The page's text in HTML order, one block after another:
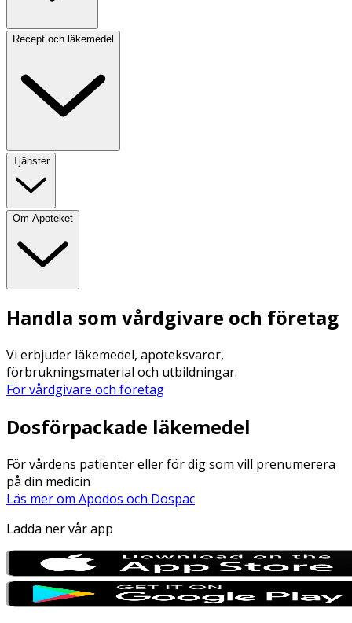
Recept och läkemedel
Tjänster
Om Apoteket
Handla som vårdgivare och företag
Vi erbjuder läkemedel, apoteksvaror,
förbrukningsmaterial och utbildningar.
För vårdgivare och företag
Dosförpackade läkemedel
För vårdens patienter eller för dig som vill prenumerera
på din medicin
Läs mer om Apodos och Dospac
Ladda ner vår app